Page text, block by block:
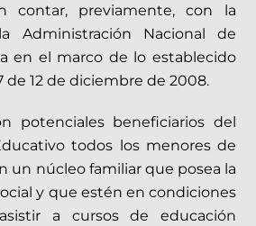
contar, previamente, con la
Administración Nacional de
en el marco de lo establecido
de 12 de diciembre de 2008.
potenciales beneficiarios del
todos los menores de
un núcleo familiar que posea la
y que estén en condiciones
a cursos de educación